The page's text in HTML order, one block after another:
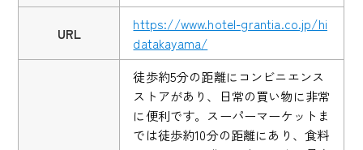
URL
https://www.hotel-grantia.co.jp/hi
datakayama/
徒歩約5分の距離にコンビニエンス
ストアがあり、日常の買い物に非常
に便利です。スーパーマーケットま
では徒歩約10分の距離にあり、食料